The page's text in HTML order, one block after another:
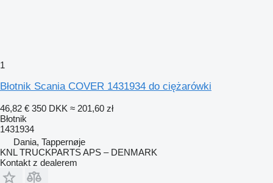
1
Błotnik Scania COVER 1431934 do ciężarówki
46,82 € 350 DKK ≈ 201,60 zł
Błotnik
1431934
Dania, Tappernøje
KNL TRUCKPARTS APS – DENMARK
Kontakt z dealerem